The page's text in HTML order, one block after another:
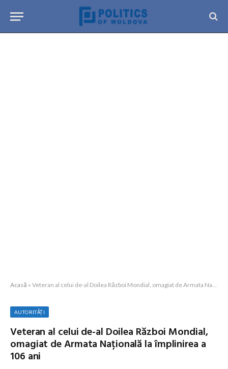
Acasă » Veteran al celui de-al Doilea Război Mondial, omagiat de Armata Națională la împlinirea a 106 ani
AUTORITĂȚI
Veteran al celui de-al Doilea Război Mondial,
omagiat de Armata Națională la împlinirea a
106 ani